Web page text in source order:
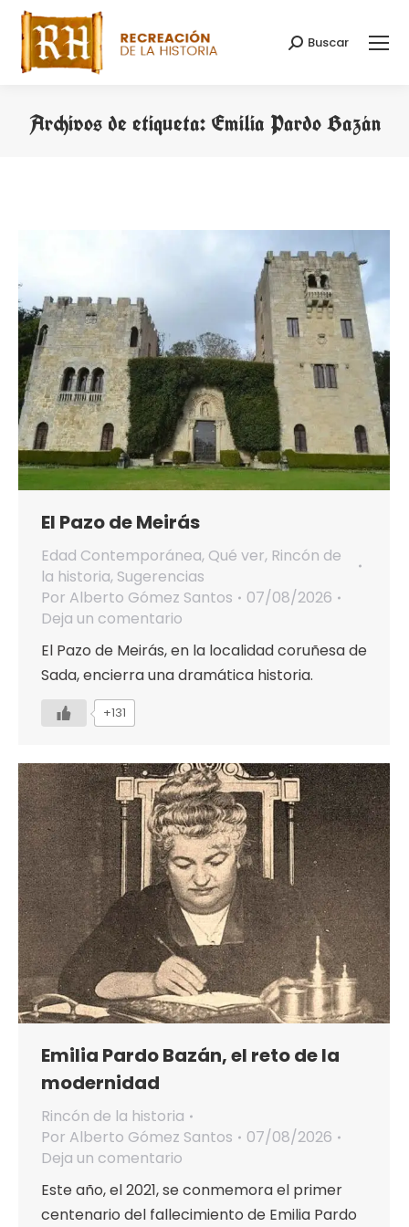
Buscar:
Buscar
Archivos de etiqueta: Emilia Pardo Bazán
El Pazo de Meirás
Edad Contemporánea, Qué ver, Rincón de
la historia, Sugerencias
Por Alberto Gómez Santos
07/08/2026
Deja un comentario
El Pazo de Meirás, en la localidad coruñesa de
Sada, encierra una dramática historia.
+131
Emilia Pardo Bazán, el reto de la
modernidad
Rincón de la historia
Por Alberto Gómez Santos
07/08/2026
Deja un comentario
Este año, el 2021, se conmemora el primer
centenario del fallecimiento de Emilia Pardo